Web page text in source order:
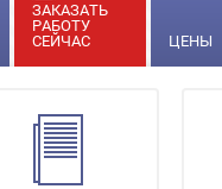
ЗАКАЗАТЬ
РАБОТУ
СЕЙЧАС
ЦЕНЫ